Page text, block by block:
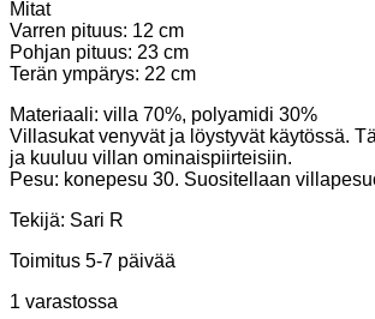
Mitat
Varren pituus: 12 cm
Pohjan pituus: 23 cm
Terän ympärys: 22 cm
Materiaali: villa 70%, polyamidi 30%
Villasukat venyvät ja löystyvät käytössä.
ja kuuluu villan ominaispiirteisiin.
Pesu: konepesu 30. Suositellaan
Tekijä: Sari R
Toimitus 5-7 päivää
1 varastossa